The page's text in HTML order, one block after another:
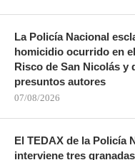
La Policía Nacional
homicidio ocurrido en
Risco de San Nicolás y
presuntos autores
07/08/2026
El TEDAX de la Policía
interviene tres